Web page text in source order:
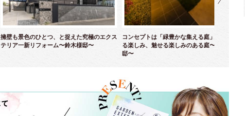
擁壁も景色のひとつ、と捉えた究極のエクス
テリア一新リフォーム〜鈴木様邸〜
コンセプトは「緑豊かな集える庭」！ 育て
る楽しみ、魅せる楽しみのある庭〜並木様
邸〜